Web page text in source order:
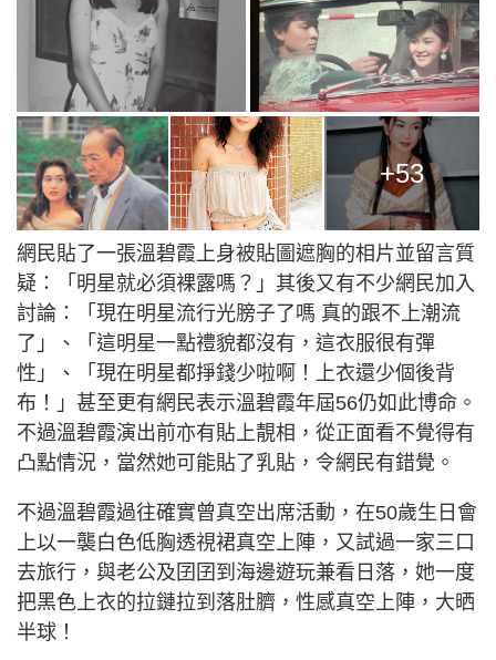
+53
網民貼了一張溫碧霞上身被貼圖遮胸的相片並留言質
疑：「明星就必須裸露嗎？」其後又有不少網民加入
討論：「現在明星流行光膀子了嗎 真的跟不上潮流
了」、「這明星一點禮貌都沒有，這衣服很有彈
性」、「現在明星都掙錢少啦啊！上衣還少個後背
布！」甚至更有網民表示溫碧霞年屆56仍如此博命。
不過溫碧霞演出前亦有貼上靚相，從正面看不覺得有
凸點情況，當然她可能貼了乳貼，令網民有錯覺。
不過溫碧霞過往確實曾真空出席活動，在50歲生日會
上以一襲白色低胸透視裙真空上陣，又試過一家三口
去旅行，與老公及囝囝到海邊遊玩兼看日落，她一度
把黑色上衣的拉鏈拉到落肚臍，性感真空上陣，大晒
半球！